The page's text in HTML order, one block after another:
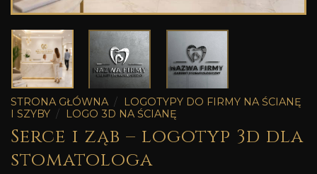
STRONA GŁÓWNA /
LOGOTYPY DO FIRMY NA ŚCIANĘ
I SZYBY / LOGO 3D NA ŚCIANĘ
Serce i ząb – logotyp 3d dla
stomatologa